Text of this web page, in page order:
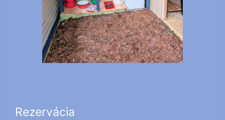
Rezervácia